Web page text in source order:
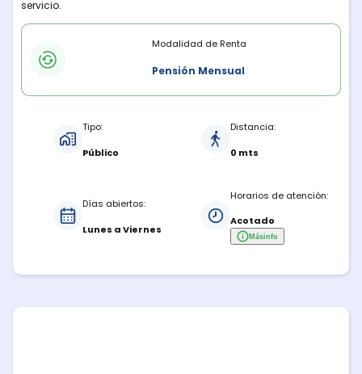
servicio.
Modalidades de rentaModalidad de Renta
Pensión Mensual
Tipo:
Público
Distancia:
0 mts
Días abiertos:
Lunes a Viernes
Horarios de atención:
Acotado
Másinfo